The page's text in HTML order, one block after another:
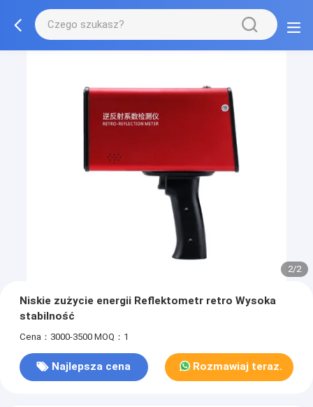
2/2
Niskie zużycie energii Reflektometr retro Wysoka
stabilność
Cena：3000-3500 MOQ：1
Najlepsza cena Rozmawiaj teraz.